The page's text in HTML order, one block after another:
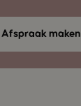
Afspraak maken